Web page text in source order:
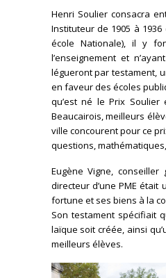
Henri Soulier consacra
Instituteur de 1905 à 1936
école Nationale), il y
l’enseignement et
légueront par testament,
en faveur des écoles
qu’est né le Prix
Beaucairois, meilleurs
ville concourent pour ce
questions,
Eugène Vigne,
directeur d’une PME
fortune et ses biens à la
Son testament spécifiait
laïque soit créée, ainsi
meilleurs élèves.